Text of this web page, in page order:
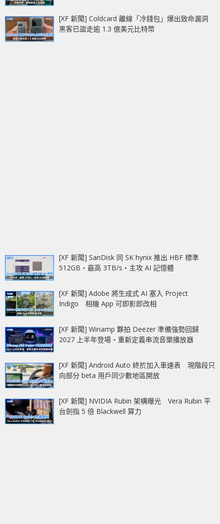
[XF 新聞] Coldcard 離線「冷錢包」爆出致命漏洞
黑客已盜走逾 1.3 億美元比特幣
[XF 新聞] SanDisk 同 SK hynix 推出 HBF 標準
512GB‧最高 3TB/s‧主攻 AI 記憶體
[XF 新聞] Adobe 將生成式 AI 塞入 Project
Indigo 相機 App 可即影即改相
[XF 新聞] Winamp 夥拍 Deezer 準備強勢回歸
2027 上半年登場‧重新定義串流音樂播放器
[XF 新聞] Android Auto 終於加入車速表 現階段只
向部分 beta 用戶同少數地區開放
[XF 新聞] NVIDIA Rubin 架構曝光 Vera Rubin 平
台劍指 5 倍 Blackwell 算力